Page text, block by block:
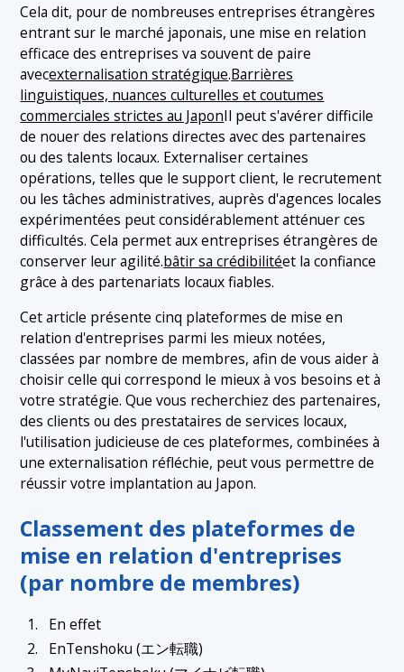
Cela dit, pour de nombreuses entreprises étrangères
entrant sur le marché japonais, une mise en relation
efficace des entreprises va souvent de paire
avecexternalisation stratégique.Barrières
linguistiques, nuances culturelles et coutumes
commerciales strictes au JaponIl peut s'avérer difficile
de nouer des relations directes avec des partenaires
ou des talents locaux. Externaliser certaines
opérations, telles que le support client, le recrutement
ou les tâches administratives, auprès d'agences locales
expérimentées peut considérablement atténuer ces
difficultés. Cela permet aux entreprises étrangères de
conserver leur agilité.bâtir sa crédibilitéet la confiance
grâce à des partenariats locaux fiables.
Cet article présente cinq plateformes de mise en
relation d'entreprises parmi les mieux notées,
classées par nombre de membres, afin de vous aider à
choisir celle qui correspond le mieux à vos besoins et à
votre stratégie. Que vous recherchiez des partenaires,
des clients ou des prestataires de services locaux,
l'utilisation judicieuse de ces plateformes, combinées à
une externalisation réfléchie, peut vous permettre de
réussir votre implantation au Japon.
Classement des plateformes de
mise en relation d'entreprises
(par nombre de membres)
En effet
EnTenshoku (エン転職)